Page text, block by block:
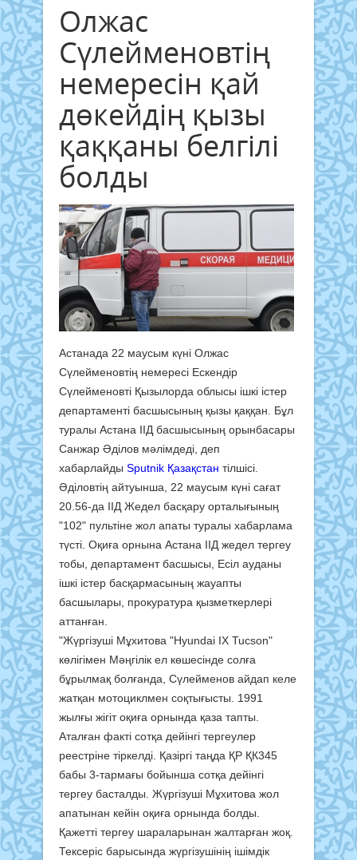
Олжас
Сүлейменовтің
немересін қай
дөкейдің қызы
қаққаны белгілі
болды
Астанада 22 маусым күні Олжас
Сүлейменовтің немересі Ескендір
Сүлейменовті Қызылорда облысы ішкі істер
департаменті басшысының қызы қаққан. Бұл
туралы Астана ІІД басшысының орынбасары
Санжар Әділов мәлімдеді, деп
хабарлайды Sputnik Қазақстан тілшісі.
Әділовтің айтуынша, 22 маусым күні сағат
20.56-да ІІД Жедел басқару орталығының
"102" пультіне жол апаты туралы хабарлама
түсті. Оқиға орнына Астана ІІД жедел тергеу
тобы, департамент басшысы, Есіл ауданы
ішкі істер басқармасының жауапты
басшылары, прокуратура қызметкерлері
аттанған.
"Жүргізуші Мұхитова "Hyundai IX Tucson"
көлігімен Мәңгілік ел көшесінде солға
бұрылмақ болғанда, Сүлейменов айдап келе
жатқан мотоциклмен соқтығысты. 1991
жылғы жігіт оқиға орнында қаза тапты.
Аталған факті сотқа дейінгі тергеулер
реестріне тіркелді. Қазіргі таңда ҚР ҚК345
бабы 3-тармағы бойынша сотқа дейінгі
тергеу басталды. Жүргізуші Мұхитова жол
апатынан кейін оқиға орнында болды.
Қажетті тергеу шараларынан жалтарған жоқ.
Тексеріс барысында жүргізушінің ішімдік